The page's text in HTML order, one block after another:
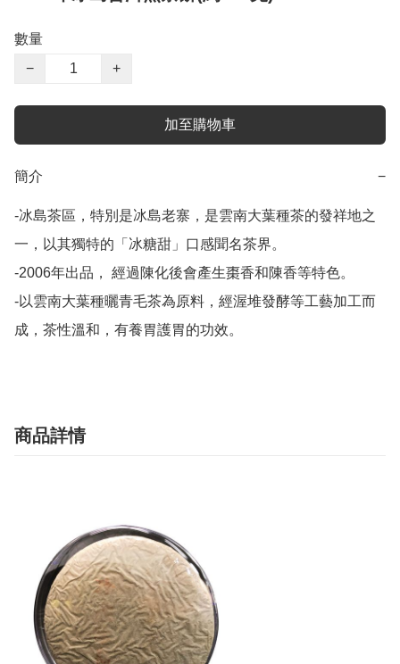
數量
−
+
加至購物車
簡介 −
-冰島茶區，特別是冰島老寨，是雲南大葉種茶的發祥地之
一，以其獨特的「冰糖甜」口感聞名茶界。
-2006年出品， 經過陳化後會產生棗香和陳香等特色。
-以雲南大葉種曬青毛茶為原料，經渥堆發酵等工藝加工而
商品詳情